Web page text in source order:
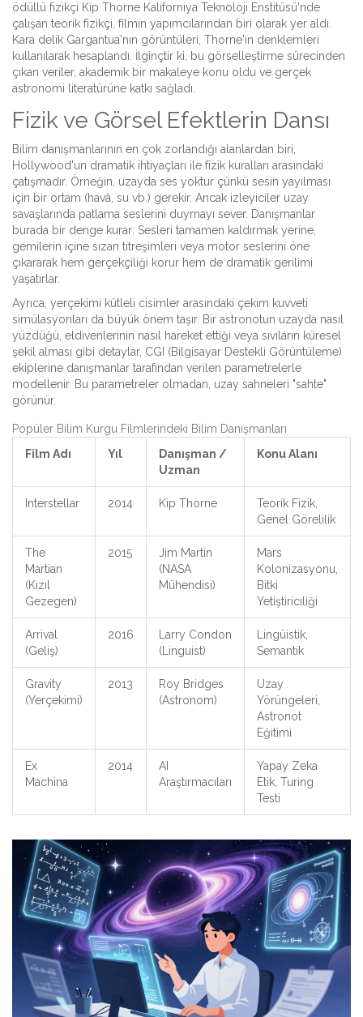
ödüllü fizikçi Kip Thorne Kaliforniya Teknoloji Enstitüsü'nde
çalışan teorik fizikçi , filmin yapımcılarından biri olarak yer aldı.
Kara delik Gargantua'nın görüntüleri, Thorne'ın denklemleri
kullanılarak hesaplandı. İlginçtir ki, bu görselleştirme sürecinden
çıkan veriler, akademik bir makaleye konu oldu ve gerçek
astronomi literatürüne katkı sağladı.
Fizik ve Görsel Efektlerin Dansı
Bilim danışmanlarının en çok zorlandığı alanlardan biri,
Hollywood'un dramatik ihtiyaçları ile fizik kuralları arasındaki
çatışmadır. Örneğin, uzayda ses yoktur çünkü sesin yayılması
için bir ortam (havâ, su vb.) gerekir. Ancak izleyiciler uzay
savaşlarında patlama seslerini duymayı sever. Danışmanlar
burada bir denge kurar: Sesleri tamamen kaldırmak yerine,
gemilerin içine sızan titreşimleri veya motor seslerini öne
çıkararak hem gerçekçiliği korur hem de dramatik gerilimi
yaşatırlar.
Ayrıca, yerçekimi kütleli cisimler arasındaki çekim kuvveti
simülasyonları da büyük önem taşır. Bir astronotun uzayda nasıl
yüzdüğü, eldivenlerinin nasıl hareket ettiği veya sıvıların küresel
şekil alması gibi detaylar, CGI (Bilgisayar Destekli Görüntüleme)
ekiplerine danışmanlar tarafından verilen parametrelerle
modellenir. Bu parametreler olmadan, uzay sahneleri "sahte"
görünür.
Popüler Bilim Kurgu Filmlerindeki Bilim Danışmanları
Film Adı
Yıl
Danışman /
Uzman
Konu Alanı
Interstellar 2014 Kip Thorne
Teorik Fizik,
Genel Görelilik
The
Martian
(Kızıl
Gezegen)
2015
Jim Martin
(NASA
Mühendisi)
Mars
Kolonizasyonu,
Bitki
Yetiştiriciliği
Arrival
(Geliş)
2016
Larry Condon
(Linguist)
Lingüistik,
Semantik
Gravity
(Yerçekimi)
2013
Roy Bridges
(Astronom)
Uzay
Yörüngeleri,
Astronot
Eğitimi
Ex
Machina
2014
AI
Araştırmacıları
Yapay Zeka
Etik, Turing
Testi